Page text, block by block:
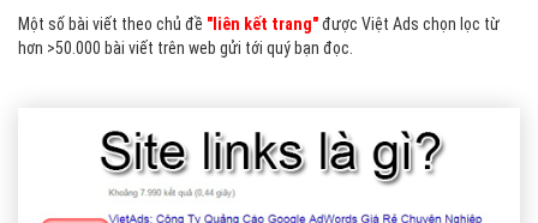
Một số bài viết theo chủ đề "liên kết trang"được Việt Ads chọn lọc từ
hơn >50.000 bài viết trên web gửi tới quý bạn đọc.